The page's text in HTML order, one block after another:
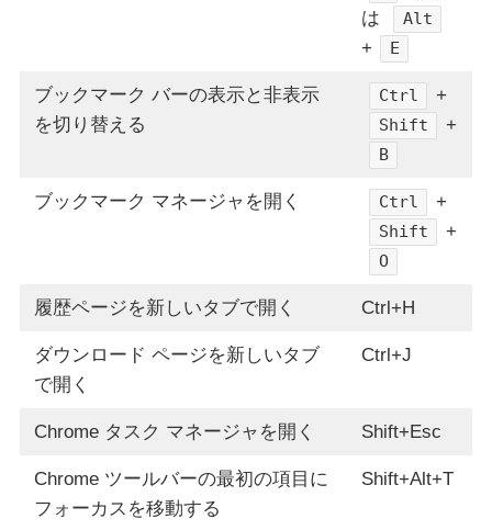
は
Alt
+ E
ブックマーク バーの表示と非表示
を切り替える
Ctrl +
Shift +
B
ブックマーク マネージャを開く Ctrl +
Shift +
O
履歴ページを新しいタブで開く Ctrl+H
ダウンロード ページを新しいタブ
で開く
Ctrl+J
Chrome タスク マネージャを開く Shift+Esc
Chrome ツールバーの最初の項目に
フォーカスを移動する
Shift+Alt+T